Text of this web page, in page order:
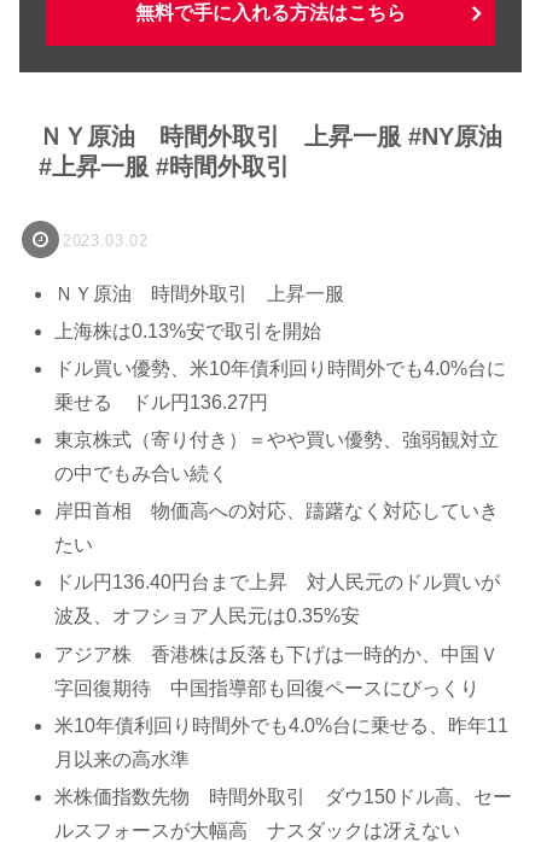
無料で手に入れる方法はこちら
ＮＹ原油 時間外取引 上昇一服 #NY原油
#上昇一服 #時間外取引
2023.03.02
ＮＹ原油 時間外取引 上昇一服
上海株は0.13%安で取引を開始
ドル買い優勢、米10年債利回り時間外でも4.0%台に
乗せる ドル円136.27円
東京株式（寄り付き）＝やや買い優勢、強弱観対立
の中でもみ合い続く
岸田首相 物価高への対応、躊躇なく対応していき
たい
ドル円136.40円台まで上昇 対人民元のドル買いが
波及、オフショア人民元は0.35%安
アジア株 香港株は反落も下げは一時的か、中国Ｖ
字回復期待 中国指導部も回復ペースにびっくり
米10年債利回り時間外でも4.0%台に乗せる、昨年11
月以来の高水準
米株価指数先物 時間外取引 ダウ150ドル高、セー
ルスフォースが大幅高 ナスダックは冴えない